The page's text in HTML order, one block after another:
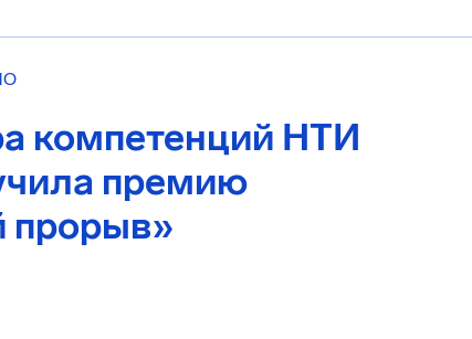
компетенций НТИ
премию
прорыв»